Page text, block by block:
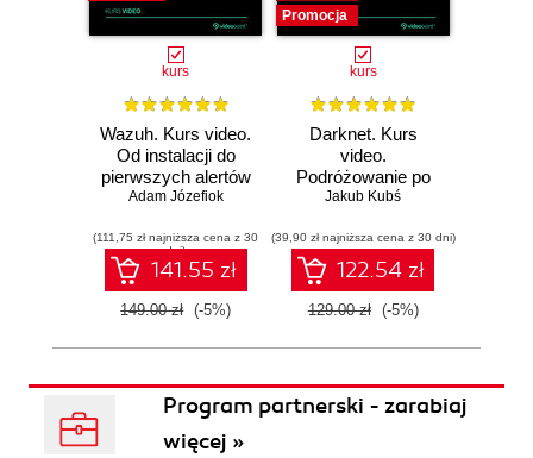
kurs
Wazuh. Kurs video.
Od instalacji do
pierwszych alertów
Adam Józefiok
(111,75 zł najniższa cena z 30
dni)
141.55 zł
149.00 zł (-5%)
Promocja
kurs
Darknet. Kurs
video.
Podróżowanie po
ciemnej stronie
Jakub Kubś
(39,90 zł najniższa cena z 30 dni)
122.54 zł
129.00 zł (-5%)
Program partnerski - zarabiaj
więcej »